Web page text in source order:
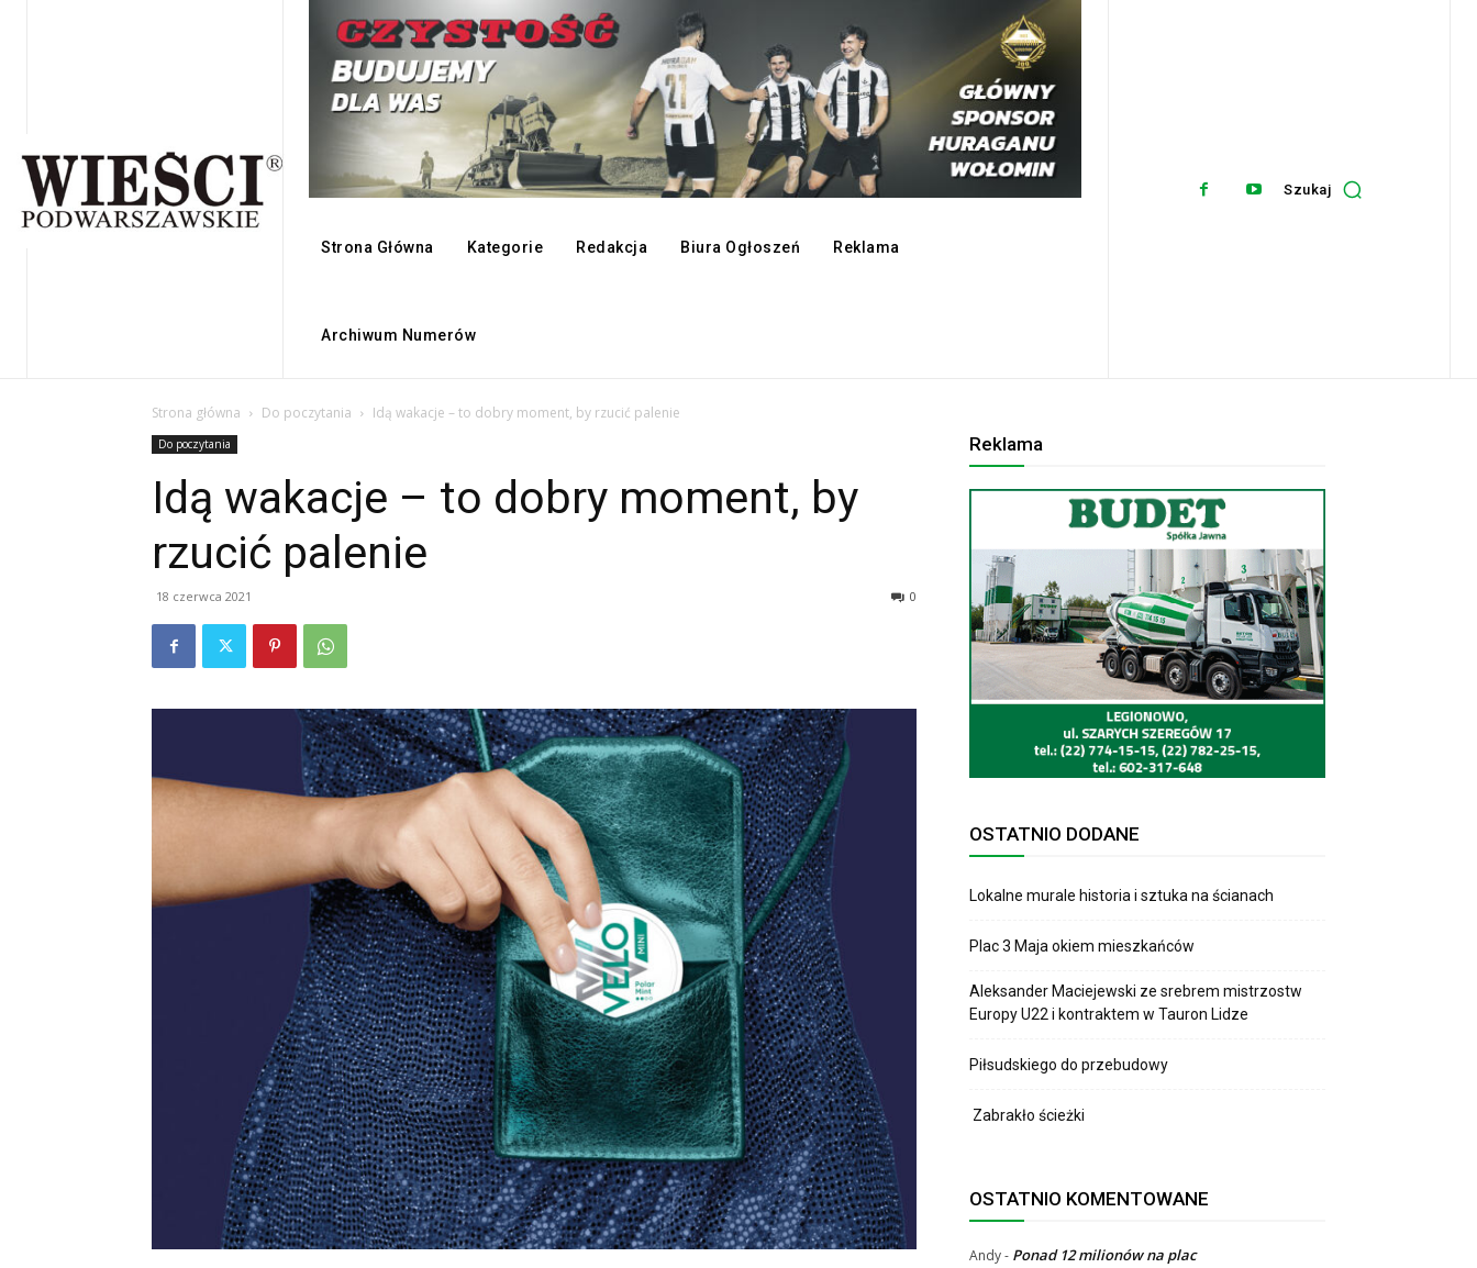
Strona Główna Kategorie Redakcja Biura Ogłoszeń Reklama
Archiwum Numerów
Szukaj
Strona główna Do poczytania Idą wakacje – to dobry moment, by rzucić palenie
Do poczytania
Idą wakacje – to dobry moment, by
rzucić palenie
18 czerwca 2021 0
Reklama
OSTATNIO DODANE
Lokalne murale historia i sztuka na ścianach
Plac 3 Maja okiem mieszkańców
Aleksander Maciejewski ze srebrem mistrzostw
Europy U22 i kontraktem w Tauron Lidze
Piłsudskiego do przebudowy
Zabrakło ścieżki
OSTATNIO KOMENTOWANE
Andy- Ponad 12 milionów na plac